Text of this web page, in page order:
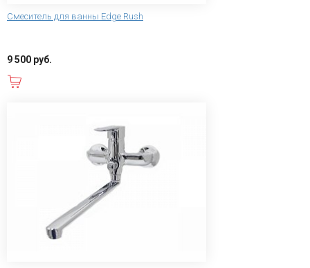
Смеситель для ванны Edge Rush
9 500 руб.